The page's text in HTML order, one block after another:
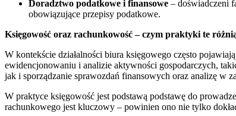
Doradztwo podatkowe i finansowe – doświadczeni
obowiązujące przepisy podatkowe.
Księgowość oraz rachunkowość – czym praktyki te
W kontekście działalności biura księgowego często
ewidencjonowaniu i analizie aktywności gospodarczych,
jak i sporządzanie sprawozdań finansowych oraz analizę w
W praktyce księgowość jest podstawą podstawę do
rachunkowego jest kluczowy – powinien ono nie tylko